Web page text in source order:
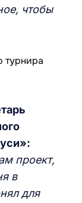
чтобы
проект,
в
для